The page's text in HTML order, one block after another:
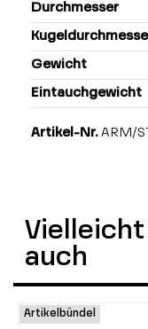
Durchmesser
Gewicht
Eintauchgewicht
Artikel-Nr. ARM/
auch
Artikelbündel